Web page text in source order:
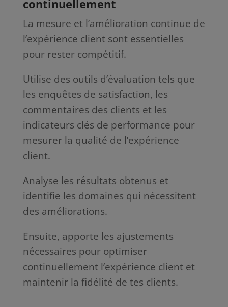
continuellement
La mesure et l’amélioration continue de
l’expérience client sont essentielles
pour rester compétitif.
Utilise des outils d’évaluation tels que
les enquêtes de satisfaction, les
commentaires des clients et les
indicateurs clés de performance pour
mesurer la qualité de l’expérience
client.
Analyse les résultats obtenus et
identifie les domaines qui nécessitent
des améliorations.
Ensuite, apporte les ajustements
nécessaires pour optimiser
continuellement l’expérience client et
maintenir la fidélité de tes clients.